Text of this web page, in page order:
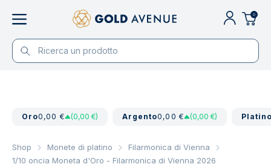
0
Oro0,00 € (0,00 €) Argento0,00 € (0,00 €)
Shop Monete di platino
Filarmonica di Vienna
1/10 oncia Moneta d'Oro - Filarmonica di Vienna 2026